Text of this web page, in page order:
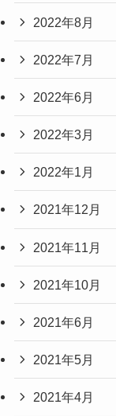
2022年8月
2022年7月
2022年6月
2022年3月
2022年1月
2021年12月
2021年11月
2021年10月
2021年6月
2021年5月
2021年4月